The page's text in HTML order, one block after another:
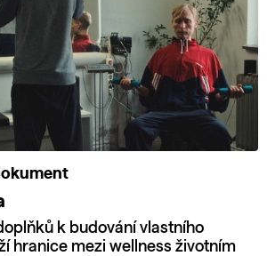
k budování vlastního
hranice mezi wellness životním